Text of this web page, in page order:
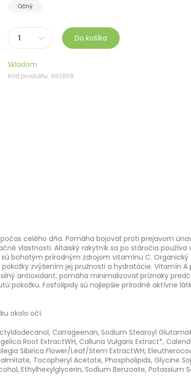
Očný
Do košíka
Skladom
Kód produktu: 982958
celého dňa. Pomáha bojovať proti prejavom
vlastnosti. Altaiský rakytník sa po stáročia používa
bohatým prírodným zdrojom vitamínu C. Organický
zvýšením jej pružnosti a hydratácie. Vitamín A
antioxidant; pomáha minimalizovať príznaky
pokožku. Fosfolipidy sú najlepšie prírodné aktívne
okolo očí.
Carrageenan, Sodium Stearoyl
Root ExtractWH, Calluna Vulgaris Extract*,
Sibirica Flower/Leaf/Stem ExtractWH,
Tocopheryl Acetate, Phospholipids, Glycine
Ethylhexylglycerin, Sodium Benzoate, Potassium